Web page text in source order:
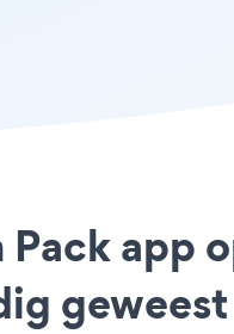
app
geweest